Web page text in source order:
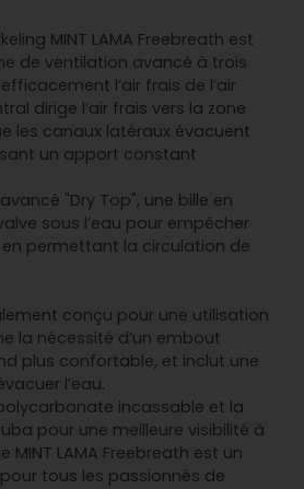
MINT LAMA Freebreath est
de ventilation avancé à trois
l’air frais de l’air
dirige l’air frais vers la zone
les canaux latéraux évacuent
un apport constant
"Dry Top", une bille en
sous l’eau pour empêcher
en permettant la circulation de
conçu pour une utilisation
la nécessité d’un embout
plus confortable, et inclut une
l’eau.
incassable et la
pour une meilleure visibilité à
MINT LAMA Freebreath est un
tous les passionnés de